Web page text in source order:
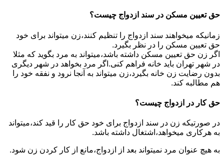
حق تعیین مسکن در سند ازدواج چیست؟
زمانیکه میخواهند سند ازدواج را تنظیم کنند،زن میتواند برای خود
حق تعیین مسکن را در نظر بگیرد.
اگر زن حق تعیین مسکن داشته باشد،میتواند به مرد بگوید که مثلا
در شهر تهران باید خانه فراهم کنی.اگر مرد بخواهد در شهر دیگری
بدون رضایت زن خانه بگیرد،زن میتواند به آنجا نرود و نفقه خود را
هم مطالبه کند.
حق کار در ازدواج چیست؟
در صورتیکه زن در سند ازدواج برای خود حق کار را قید کند،میتواند
به هرکاری میخواهد،اشتغال داشته باشد.
به هیچ عنوان مرد نمیتواند بعد از ازدواج،مانع از کار کردن زن شود.